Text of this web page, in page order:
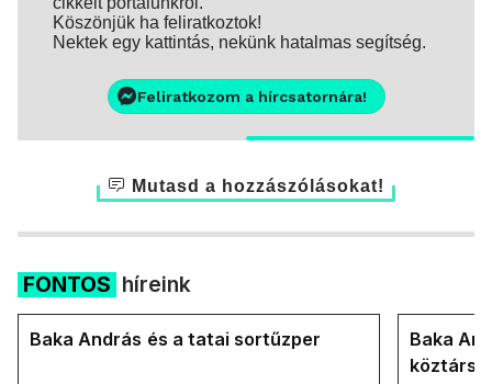
Köszönjük ha feliratkoztok!
Nektek egy kattintás, nekünk hatalmas segítség.
Feliratkozom a hírcsatornára!
Mutasd a hozzászólásokat!
FONTOS híreink
Baka András és a tatai sortűzper
Baka